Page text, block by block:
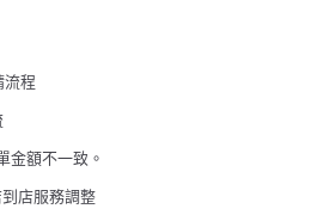
流程
金額不一致。
店服務調整